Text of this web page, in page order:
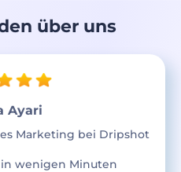
über uns
Ayari
Marketing bei Dripshot
in wenigen Minuten